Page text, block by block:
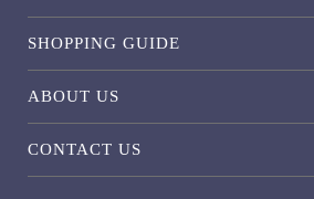
SHOPPING GUIDE
ABOUT US
CONTACT US